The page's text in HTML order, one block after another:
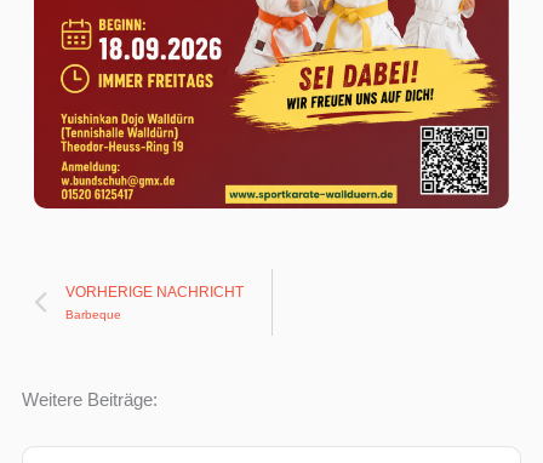
Prev
VORHERIGE NACHRICHT
Barbeque
Weitere Beiträge: